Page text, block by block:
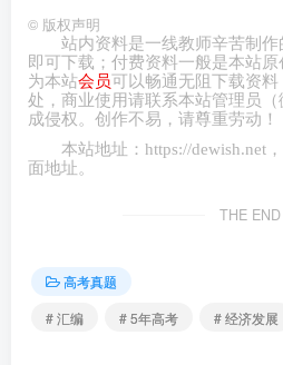
球，户外运动蓬勃发展；“全民健身
线健身成为新的生活方式。全民
①拓展体育消费场景，促进
加体育用品支出，推动居民消费
A.①② B.①④ C.②③ D.③④
© 版权声明
站内资料是一线教师辛苦制作
即可下载；付费资料一般是本站
为本站会员可以畅通无阻下载资
处，商业使用请联系本站管理员（
成侵权。创作不易，请尊重劳动！
本站地址： https://dewish.net
面地址。
THE END
高考真题
# 汇编
# 5年高考 # 经济发展